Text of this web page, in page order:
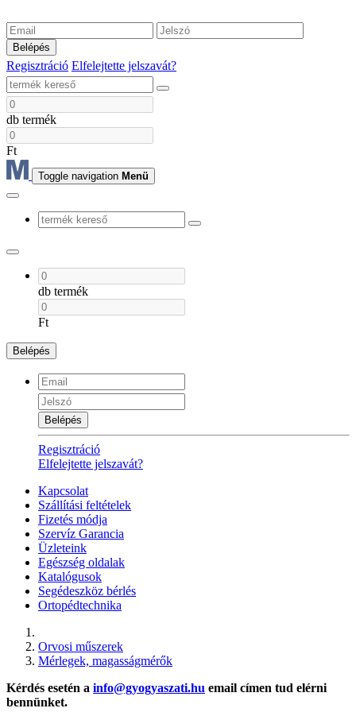
Belépés
Regisztráció Elfelejtette jelszavát?
db termék
Ft
Toggle navigation Menü
db termék
Ft
Belépés
Belépés
Regisztráció
Elfelejtette jelszavát?
Kapcsolat
Szállítási feltételek
Fizetés módja
Szervíz Garancia
Üzleteink
Egészség oldalak
Katalógusok
Segédeszköz bérlés
Ortopédtechnika
Orvosi műszerek
Mérlegek, magasságmérők
Kérdés esetén a info@gyogyaszati.hu email címen tud elérni
bennünket.